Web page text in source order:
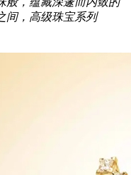
间，高级珠宝系列